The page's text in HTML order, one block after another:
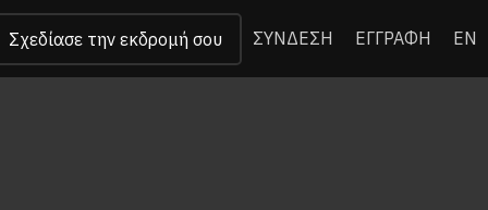
Σχεδίασε την εκδρομή σου ΣΥΝΔΕΣΗ ΕΓΓΡΑΦΗ EN